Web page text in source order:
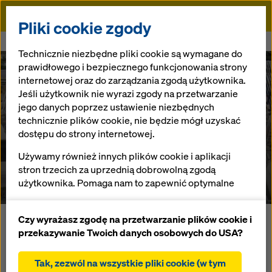
Doka
Cementownia Italcementi Group
Cementownia
Italcementi Group
Włochy
W miejscowości Matera, na południu Włoch,
przeprowadzono modernizację cementowni jednego z
największych producentów cementu, Italcementi Group.
Głównym etapem modernizacji było zastąpienie
Pliki cookie zgody
Technicznie niezbędne pliki cookie są wymagane do
prawidłowego i bezpiecznego funkcjonowania strony
internetowej oraz do zarządzania zgodą użytkownika.
Jeśli użytkownik nie wyrazi zgody na przetwarzanie
jego danych poprzez ustawienie niezbędnych
technicznie plików cookie, nie będzie mógł uzyskać
dostępu do strony internetowej.
Używamy również innych plików cookie i aplikacji
stron trzecich za uprzednią dobrowolną zgodą
użytkownika. Pomaga nam to zapewnić optymalne
ciągłe ulepszanie funkcjonalności naszej strony
internetowej (funkcjonalne i statystyczne pliki
ułatwienie sprawnego procesu zakupu podczas
Czy wyrażasz zgodę na przetwarzanie plików cookie i
przekazywanie Twoich danych osobowych do USA?
Tak, zezwól na wszystkie pliki cookie (w tym